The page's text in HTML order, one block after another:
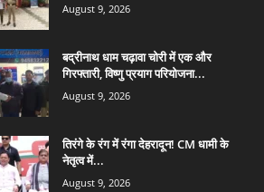
August 9, 2026
बद्रीनाथ धाम चढ़ावा चोरी में एक और
गिरफ्तारी, विष्णु प्रयाग परियोजना...
August 9, 2026
तिरंगे के रंग में रंगा देहरादून! CM धामी के
नेतृत्व में...
August 9, 2026